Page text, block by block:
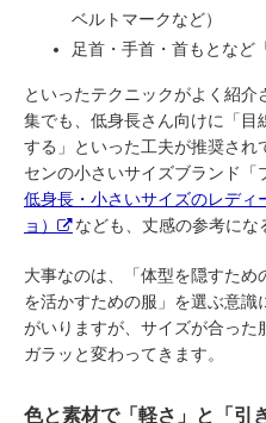
ベルトマークなど）
足首・手首・首もとなど
といったテクニックがよく紹
集でも、低身長さん向けに「
する」といった工夫が推奨され
センの小さいサイズブランド「
低身長・小さいサイズのレディ
ョ）
なども、丈感の参考にな
大事なのは、「体型を隠すため
を活かすための服」を選ぶ意
がいりますが、サイズが合った
ガラッと変わってきます。
色と素材で「軽さ」と「引